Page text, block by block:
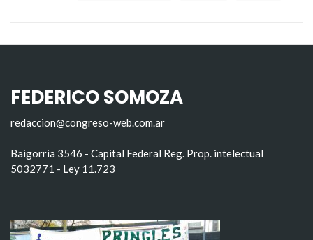
FEDERICO SOMOZA
redaccion@congreso-web.com.ar
Baigorria 3546 - Capital Federal Reg. Prop. intelectual
5032771 - Ley 11.723